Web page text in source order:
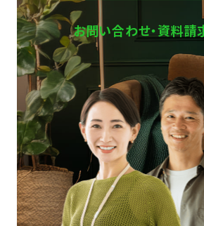
お問い合わせ・資料請